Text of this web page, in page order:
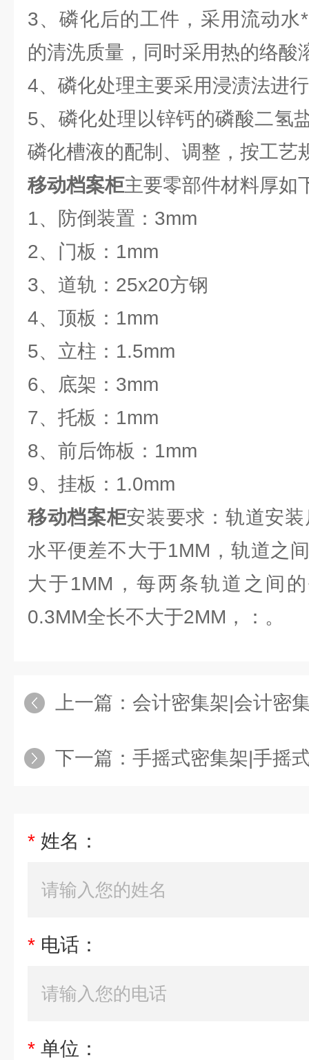
3、磷化后的工件，采用流动
的清洗质量，同时采用热的络
4、磷化处理主要采用浸渍法进
5、磷化处理以锌钙的磷酸二氢
磷化槽液的配制、调整，按工艺
移动档案柜主要零部件材料厚如
1、防倒装置：3mm
2、门板：1mm
3、道轨：25x20方钢
4、顶板：1mm
5、立柱：1.5mm
6、底架：3mm
7、托板：1mm
8、前后饰板：1mm
9、挂板：1.0mm
移动档案柜安装要求：轨道安
水平便差不大于1MM，轨道之
大于1MM，每两条轨道之间
0.3MM全长不大于2MM，：。
上一篇： 会计密集架|会计密集
下一篇： 手摇式密集架|手摇式密
* 姓名：
* 电话：
* 单位：